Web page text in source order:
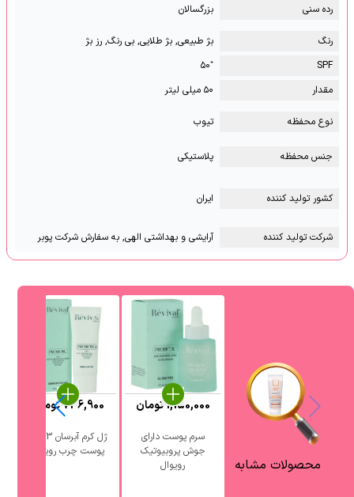
رده سنی بزرگسالان
رنگ
بژ طبیعی, بژ طلایی, بی رنگ, رز بژ
SPF
⁺۵۰
مقدار
۵۰ میلی لیتر
نوع محفظه تیوب
جنس محفظه پلاستیکی
کشور تولید کننده ایران
شرکت تولید کننده آرایشی و بهداشتی الهی, به سفارش شرکت پوبر
محصولات مشابه
سرم پوست دارای
جوش پروبیوتیک
رویوال
1,150,000تومان
پوست چرب رویوال
736,900تومان